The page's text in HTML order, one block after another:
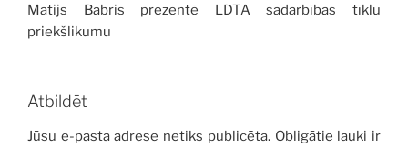
Matijs Babris prezentē LDTA sadarbības tīklu
priekšlikumu
Atbildēt
Jūsu e-pasta adrese netiks publicēta. Obligātie lauki ir